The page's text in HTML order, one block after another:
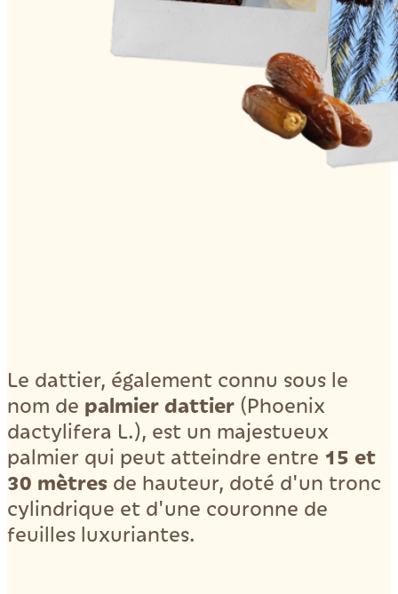
Le dattier, également connu sous le
nom de palmier dattier (Phoenix
dactylifera L.), est un majestueux
palmier qui peut atteindre entre 15 et
30 mètres de hauteur, doté d'un tronc
cylindrique et d'une couronne de
feuilles luxuriantes.